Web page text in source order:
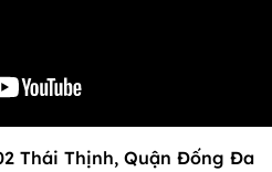
Thái Thịnh, Quận Đống Đa